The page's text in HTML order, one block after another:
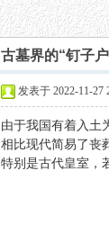
›
古墓界的“钉子
发表于 2022-11-27
由于我国有着入土
相比现代简易了丧
特别是古代皇室，